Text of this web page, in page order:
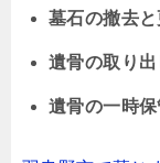
墓石の撤去
遺骨の取り出
遺骨の一時